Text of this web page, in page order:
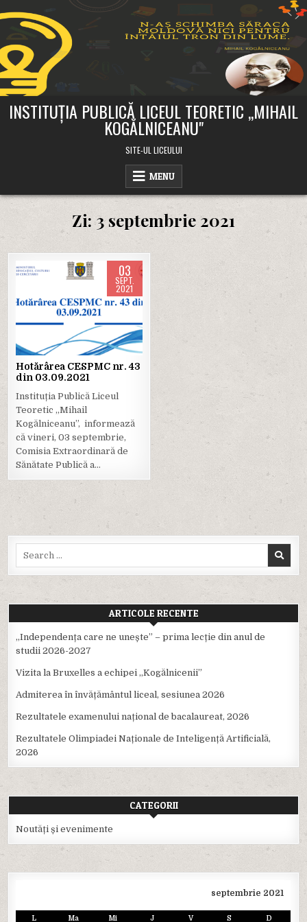
to
INSTITUȚIA PUBLICĂ LICEUL TEORETIC ,,MIHAIL
KOGĂLNICEANU"
SITE-UL LICEULUI
MENU
Zi:3 septembrie 2021
03
SEPT.
2021
Posted
Hotărârea CESPMC nr. 43
din 03.09.2021
Instituția Publică Liceul
Teoretic ,,Mihail
Kogălniceanu”, informează
că vineri, 03 septembrie,
Comisia Extraordinară de
Sănătate Publică a…
ARTICOLE RECENTE
,,Independența care ne unește” – prima lecție din anul de
studii 2026-2027
Vizita la Bruxelles a echipei ,,Kogălnicenii”
Admiterea în învățământul liceal, sesiunea 2026
Rezultatele examenului național de bacalaureat, 2026
Rezultatele Olimpiadei Naționale de Inteligență Artificială,
2026
CATEGORII
Noutăți și evenimente
septembrie 2021
L Ma Mi J V S D